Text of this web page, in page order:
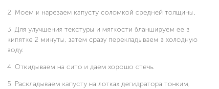
Моем и нарезаем капусту соломкой средней толщины.
Для улучшения текстуры и мягкости бланшируем ее в
кипятке 2 минуты, затем сразу перекладываем в холодную
воду.
Откидываем на сито и даем хорошо стечь.
Раскладываем капусту на лотках дегидратора тонким,